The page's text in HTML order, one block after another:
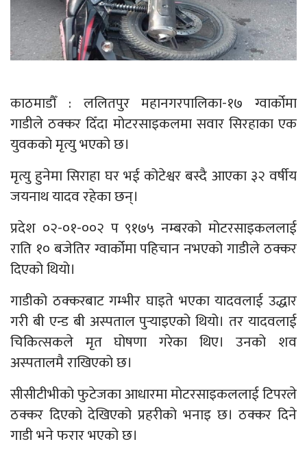
काठमाडौँ : ललितपुर महानगरपालिका-१७ ग्वार्कोमा
गाडीले ठक्कर दिँदा मोटरसाइकलमा सवार सिरहाका एक
युवकको मृत्यु भएको छ।
मृत्यु हुनेमा सिराहा घर भई कोटेश्वर बस्दै आएका ३२ वर्षीय
जयनाथ यादव रहेका छन्।
प्रदेश ०२-०१-००२ प ९१७५ नम्बरको मोटरसाइकललाई
राति १० बजेतिर ग्वार्कोमा पहिचान नभएको गाडीले ठक्कर
दिएको थियो।
गाडीको ठक्करबाट गम्भीर घाइते भएका यादवलाई उद्धार
गरी बी एन्ड बी अस्पताल पुर्‍याइएको थियो। तर यादवलाई
चिकित्सकले मृत घोषणा गरेका थिए। उनको शव
अस्पतालमै राखिएको छ।
सीसीटीभीको फुटेजका आधारमा मोटरसाइकललाई टिपरले
ठक्कर दिएको देखिएको प्रहरीको भनाइ छ। ठक्कर दिने
गाडी भने फरार भएको छ।